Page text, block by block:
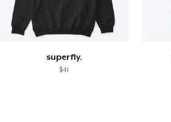
superfly.
$41